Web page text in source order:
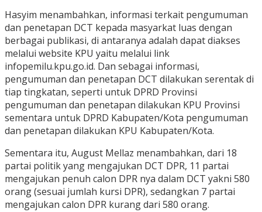
Hasyim menambahkan, informasi terkait pengumuman
dan penetapan DCT kepada masyarkat luas dengan
berbagai publikasi, di antaranya adalah dapat diakses
melalui website KPU yaitu melalui link
infopemilu.kpu.go.id. Dan sebagai informasi,
pengumuman dan penetapan DCT dilakukan serentak di
tiap tingkatan, seperti untuk DPRD Provinsi
pengumuman dan penetapan dilakukan KPU Provinsi
sementara untuk DPRD Kabupaten/Kota pengumuman
dan penetapan dilakukan KPU Kabupaten/Kota.
Sementara itu, August Mellaz menambahkan, dari 18
partai politik yang mengajukan DCT DPR, 11 partai
mengajukan penuh calon DPR nya dalam DCT yakni 580
orang (sesuai jumlah kursi DPR), sedangkan 7 partai
mengajukan calon DPR kurang dari 580 orang.